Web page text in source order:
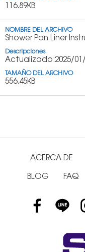
116.89KB
Shower Pan Liner
Actualizado:2025/
556.45KB
ACERCA DE
BLOG FAQ